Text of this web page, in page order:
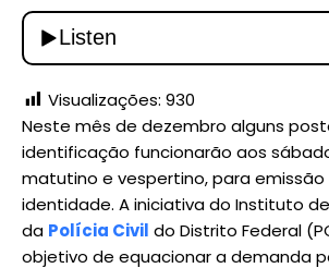
Visualizações: 930
Neste mês de dezembro alguns
identificação funcionarão aos
matutino e vespertino, para
identidade. A iniciativa do Instituto
da Polícia Civil do Distrito Federal
objetivo de equacionar a demanda